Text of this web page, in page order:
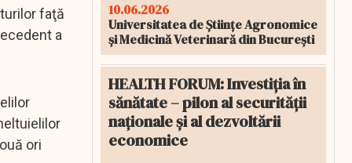
faţă
a
ori
10.06.2026
Universitatea de Științe Agronomice
și Medicină Veterinară din București
HEALTH FORUM: Investiția în
sănătate – pilon al securității
naționale și al dezvoltării
economice